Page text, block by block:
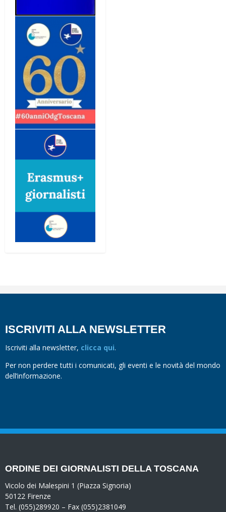
ISCRIVITI ALLA NEWSLETTER
Iscriviti alla newsletter, clicca qui.
Per non perdere tutti i comunicati, gli eventi e le novità del mondo
dell’informazione.
ORDINE DEI GIORNALISTI DELLA TOSCANA
Vicolo dei Malespini 1 (Piazza Signoria)
50122 Firenze
Tel. (055)289920 – Fax (055)2381049